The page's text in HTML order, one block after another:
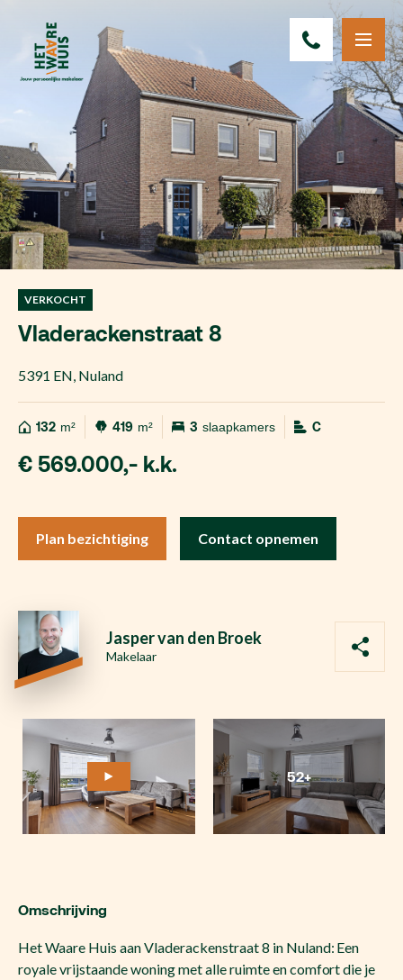
VERKOCHT
Vladerackenstraat 8
5391 EN Nuland
132 m² 419 m² 3 slaapkamers C
€ 569.000,- k.k.
Plan bezichtiging Contact opnemen
Jasper van den Broek
Makelaar
52+
Omschrijving
Het Waare Huis aan Vladerackenstraat 8 in Nuland: Een
royale vrijstaande woning met alle ruimte en comfort die je